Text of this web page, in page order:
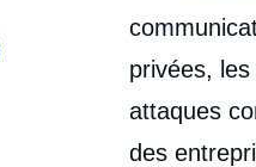
privées, les
attaques
des